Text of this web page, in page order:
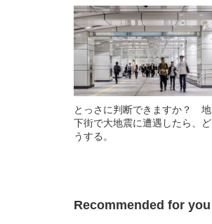
とっさに判断できますか？ 地
下街で大地震に遭遇したら、ど
うする。
Recommended for you